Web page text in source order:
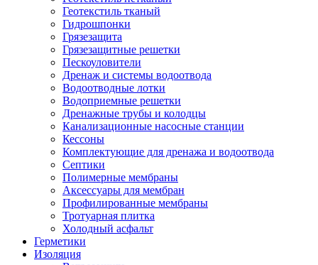
Геотекстиль тканый
Гидрошпонки
Грязезащита
Грязезащитные решетки
Пескоуловители
Дренаж и системы водоотвода
Водоотводные лотки
Водоприемные решетки
Дренажные трубы и колодцы
Канализационные насосные станции
Кессоны
Комплектующие для дренажа и водоотвода
Септики
Полимерные мембраны
Аксессуары для мембран
Профилированные мембраны
Тротуарная плитка
Холодный асфальт
Герметики
Изоляция